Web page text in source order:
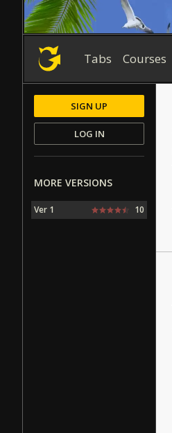
Tabs Courses
SIGN UP
LOG IN
MORE VERSIONS
Ver 1 10